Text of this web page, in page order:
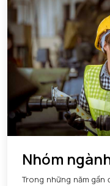
Nhóm
Trong những năm gần